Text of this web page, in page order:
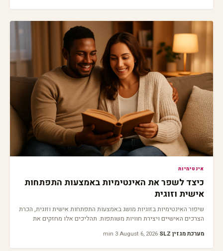
אינטימיות
כיצד לשפר את האינטימיות באמצעות התפתחות
אישית וזוגית
שיפור האינטימיות בזוגיות מושג באמצעות התפתחות אישית וזוגית, הכרת
הצרכים האישיים ויצירת חוויות משותפות. תהליכים אלו מחזקים את
מערכת מגזין SLZ ·
August 6, 2026
·
3 min